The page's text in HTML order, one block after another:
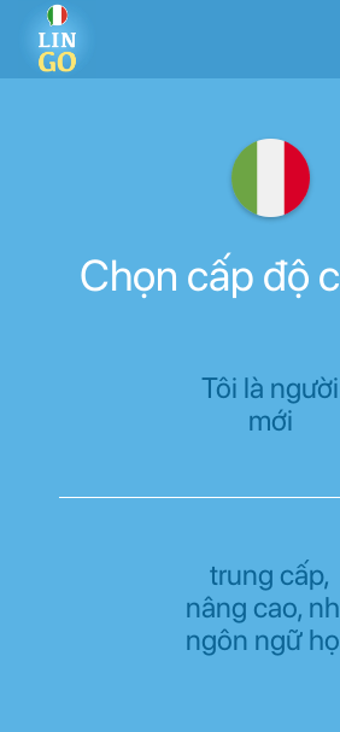
Chọn cấp độ
Tôi là người
mới
trung cấp,
nâng cao,
ngôn ngữ